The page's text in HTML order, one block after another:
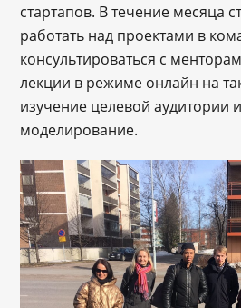
стартапов. В течение месяца
работать над проектами в
консультироваться с
лекции в режиме онлайн на
изучение целевой аудитории
моделирование.